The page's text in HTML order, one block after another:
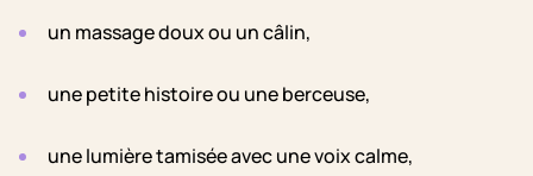
un massage doux ou un câlin,
une petite histoire ou une berceuse,
une lumière tamisée avec une voix calme,